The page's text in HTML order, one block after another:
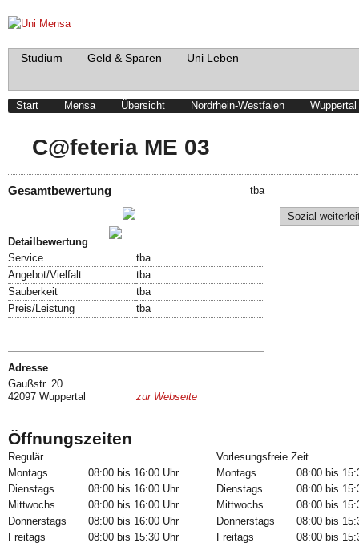
Studium Geld & Sparen Uni Leben
Start Mensa Übersicht Nordrhein-Westfalen Wuppertal
C@feteria ME 03
Gesamtbewertung tba
Bewertung abgeben!
Detailbewertung
Service
tba
Angebot/Vielfalt
tba
Sauberkeit
tba
Preis/Leistung
tba
Adresse
Gaußstr. 20
42097 Wuppertal
zur Webseite
Sozial
Öffnungszeiten
Regulär
Montags
08:00 bis 16:00 Uhr
Dienstags
08:00 bis 16:00 Uhr
Mittwochs
08:00 bis 16:00 Uhr
Donnerstags
08:00 bis 16:00 Uhr
Freitags
08:00 bis 15:30 Uhr
Vorlesungsfreie Zeit
Montags
08:00 bis
Dienstags
08:00 bis
Mittwochs
08:00 bis
Donnerstags
08:00 bis
Freitags
08:00 bis